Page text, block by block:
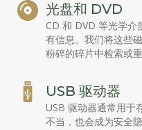
光盘和 DVD
CD 和 DVD 等光学介
有信息。我们将这些
粉碎的碎片中检索或重
USB 驱动器
USB 驱动器通常用于
不当，也会成为安全